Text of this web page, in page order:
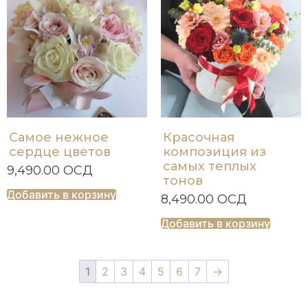
Самое нежное
сердце цветов
9,490.00 ОСД
Добавить в корзину
Красочная
композиция из
самых теплых
тонов
8,490.00 ОСД
Добавить в корзину
1 2 3 4 5 6 7 →